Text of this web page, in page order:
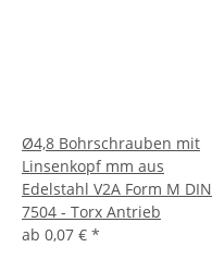
Ø4,8 Bohrschrauben mit
Linsenkopf mm aus
Edelstahl V2A Form M DIN
7504 - Torx Antrieb
ab 0,07 € *